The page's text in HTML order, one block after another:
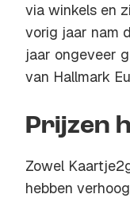
via winkels en
vorig jaar nam
jaar ongeveer
van Hallmark
Prijzen
Zowel
hebben